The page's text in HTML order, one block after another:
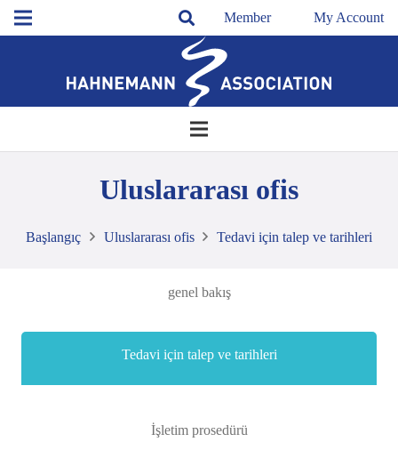
Member My Account
Uluslararası ofis
Başlangıç Uluslararası ofis Tedavi için talep ve tarihleri
genel bakış
Tedavi için talep ve tarihleri
İşletim prosedürü